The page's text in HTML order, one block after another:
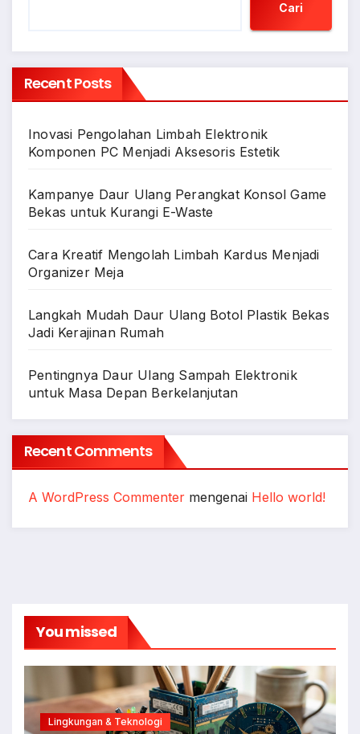
Cari
Recent Posts
Inovasi Pengolahan Limbah Elektronik
Komponen PC Menjadi Aksesoris Estetik
Kampanye Daur Ulang Perangkat Konsol Game
Bekas untuk Kurangi E-Waste
Cara Kreatif Mengolah Limbah Kardus Menjadi
Organizer Meja
Langkah Mudah Daur Ulang Botol Plastik Bekas
Jadi Kerajinan Rumah
Pentingnya Daur Ulang Sampah Elektronik
untuk Masa Depan Berkelanjutan
Recent Comments
A WordPress Commenter mengenai Hello world!
You missed
Lingkungan & Teknologi